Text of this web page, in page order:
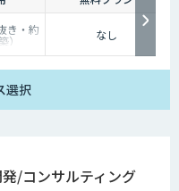
き・約
） なし
選択
/コンサルティング